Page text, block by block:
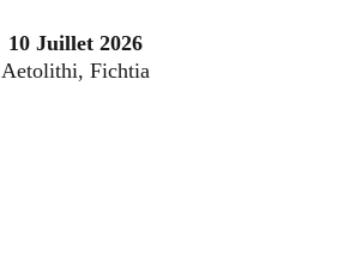
10 Juillet 2026
Aetolithi, Fichtia